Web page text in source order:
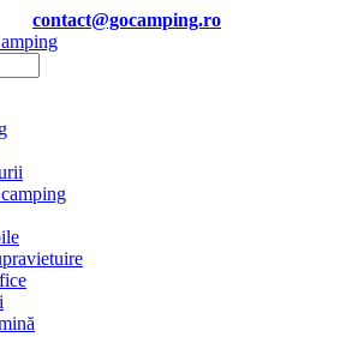
contact@gocamping.ro